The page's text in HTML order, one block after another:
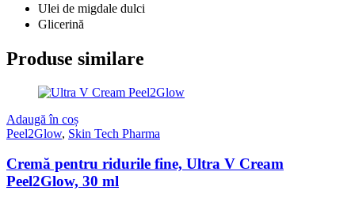
Ulei de migdale dulci
Glicerină
Produse similare
Adaugă în coș
Peel2Glow, Skin Tech Pharma
Cremă pentru ridurile fine, Ultra V Cream
Peel2Glow, 30 ml